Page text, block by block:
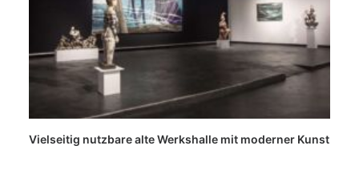
Vielseitig nutzbare alte Werkshalle mit moderner Kunst